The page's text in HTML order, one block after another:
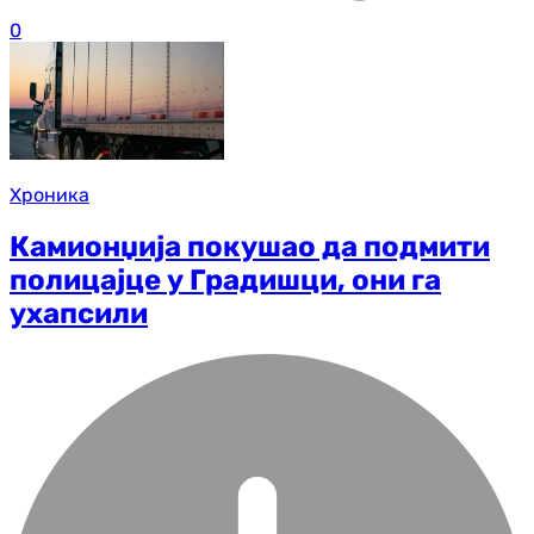
0
Хроника
Камионџија покушао да подмити
полицајце у Градишци, они га
ухапсили